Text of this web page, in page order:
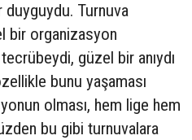
Turnuva
bir organizasyon
güzel bir anıydı
bunu yaşaması
olması, hem lige hem
bu gibi turnuvalara